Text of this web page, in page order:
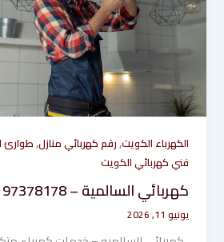
الكهرباء الكويت,رقم كهربائي منازل,طوارئ
فني كهربائي الكويت
كهربائي السالمية – 97378178
يونيو 11, 2026